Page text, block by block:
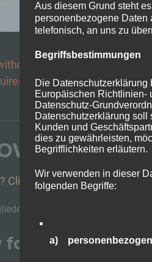
condom production.
to participate in a 6 vs 1
Click here
vorbehalten.
for all further
Aus diesem Grund steht
personenbezogene
telefonisch, an uns zu
Begriffsbestimmungen
Die Datenschutzerklärung
Europäischen Richtlinien-
Datenschutz-
Datenschutzerklärung soll
Kunden und
dies zu gewährleisten,
Begrifflichkeiten erläutern.
Wir verwenden in dieser
folgenden Begriffe:
a)